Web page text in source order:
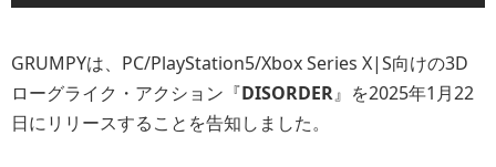
GRUMPYは、PC/PlayStation5/Xbox Series X|S向けの3D
ローグライク・アクション『DISORDER』を2025年1月22
日にリリースすることを告知しました。